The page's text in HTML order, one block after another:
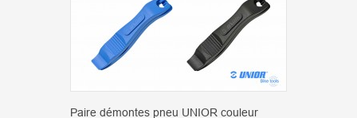
Paire démontes pneu UNIOR couleur